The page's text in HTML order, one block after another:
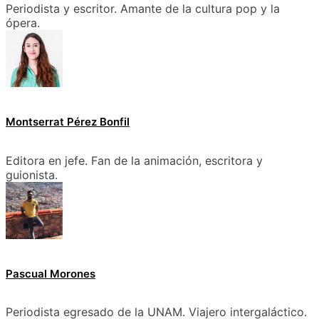
Periodista y escritor. Amante de la cultura pop y la
ópera.
Montserrat Pérez Bonfil
Editora en jefe. Fan de la animación, escritora y
guionista.
Pascual Morones
Periodista egresado de la UNAM. Viajero intergaláctico.